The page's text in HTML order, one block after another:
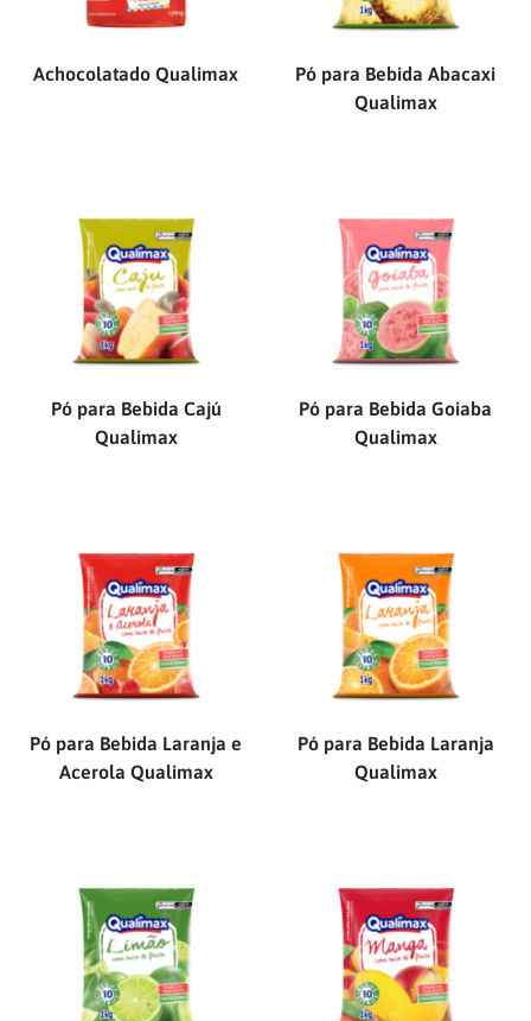
Achocolatado Qualimax
Pó para Bebida Abacaxi
Qualimax
Pó para Bebida Cajú
Qualimax
Pó para Bebida Goiaba
Qualimax
Pó para Bebida Laranja e
Acerola Qualimax
Pó para Bebida Laranja
Qualimax